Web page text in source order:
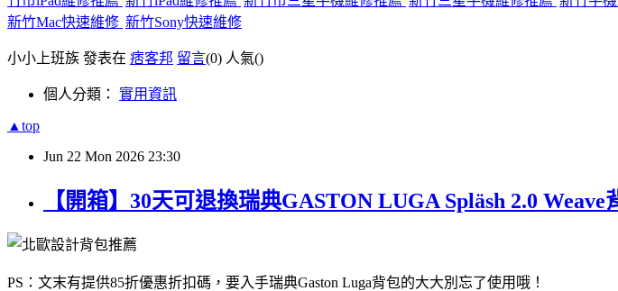
新竹Mac快速維修 新竹Sony快速維修
小小上班族 發表在 痞客邦 留言(0) 人氣()
個人分類： 實用資訊
▲top
Jun 22 Mon 2026 23:30
【開箱】30天可退換瑞典GASTON LUGA Spläsh 2.0
PS：文末有提供85折優惠折扣碼，要入手瑞典Gaston Luga背包的大大別忘了使用哦！